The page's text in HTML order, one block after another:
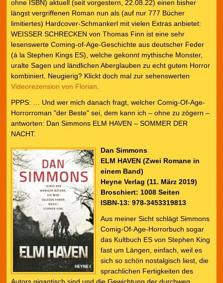
ohne ISBN) aktuell (seit vorgestern, 22.08.22) einen bisher
längst vergriffenen Roman nun als (auf nur 777 Bücher
limitiertes) Hardcover-Schmankerl mit vielen Extras anbietet:
WEISSER SCHRECKEN von Thomas Finn ist eine sehr
lesenswerte Coming-of-Age-Geschichte aus deutscher Feder
(á la Stephen Kings ES), welche gekonnt mythische Monster,
uralte Sagen und ländlichen Aberglauben zu echt gutem Horror
kombiniert. Neugierig? Klickt doch mal zur sehenswerten
Videorezension von Florian.
PPPS: … Und wer mich danach fragt, welcher Comig-Of-Age-
Horrorroman "der Beste" sei, dem kann ich – ohne zu zögern –
antworten: Dan Simmons ELM HAVEN – SOMMER DER
NACHT.
Dan Simmons
ELM HAVEN (Zwei Romane in
einem Band)
Heyne Verlag (11. März 2019)
Broschiert: 1008 Seiten
ISBN-13: 978-3453319813
Aus meiner Sicht schlägt Simmons
Comig-Of-Age-Horrorbuch sogar
das Kultbuch ES von Stephen King
fast um Längen, einfach, weil es
sich so schön nostalgisch liest, die
sprachlichen Fertigkeiten des
Autors gigantisch sind und die Gewichtung der durchweg